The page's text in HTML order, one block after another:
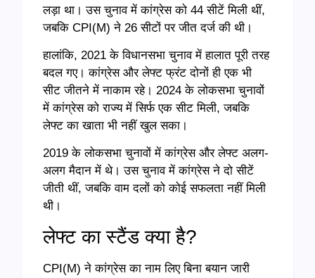
लड़ा था। उस चुनाव में कांग्रेस को 44 सीटें मिली थीं,
जबकि CPI(M) ने 26 सीटों पर जीत दर्ज की थी।
हालांकि, 2021 के विधानसभा चुनाव में हालात पूरी तरह
बदल गए। कांग्रेस और लेफ्ट फ्रंट दोनों ही एक भी
सीट जीतने में नाकाम रहे। 2024 के लोकसभा चुनावों
में कांग्रेस को राज्य में सिर्फ एक सीट मिली, जबकि
लेफ्ट का खाता भी नहीं खुल सका।
2019 के लोकसभा चुनावों में कांग्रेस और लेफ्ट अलग-
अलग मैदान में थे। उस चुनाव में कांग्रेस ने दो सीटें
जीती थीं, जबकि वाम दलों को कोई सफलता नहीं मिली
थी।
लेफ्ट का स्टैंड क्या है?
CPI(M) ने कांग्रेस का नाम लिए बिना बयान जारी